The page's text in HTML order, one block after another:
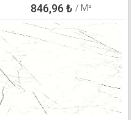
846,96 ₺ / M²